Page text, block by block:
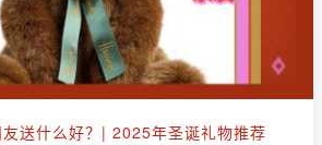
送什么好？| 2025年圣诞礼物推荐